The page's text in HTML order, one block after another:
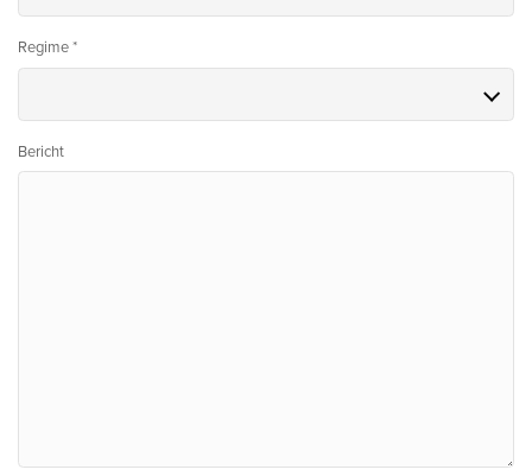
Regime *
Bericht